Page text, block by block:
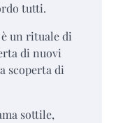
tutti.
un rituale di
di nuovi
scoperta di
sottile,